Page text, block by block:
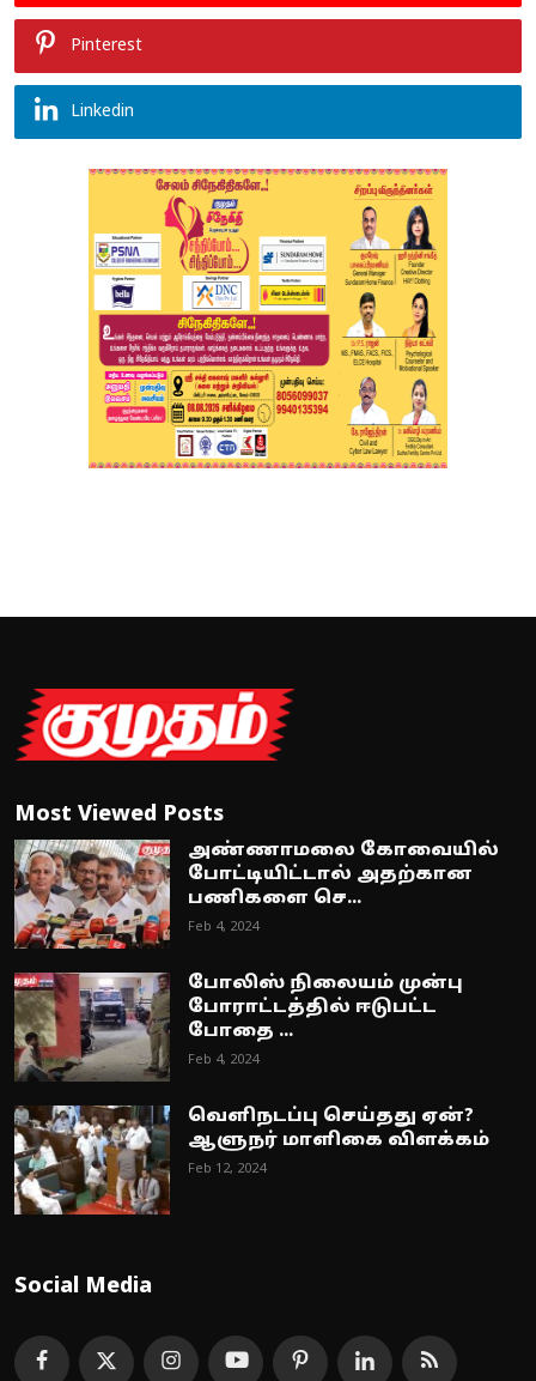
Pinterest
Linkedin
Most Viewed Posts
அண்ணாமலை கோவையில்
போட்டியிட்டால் அதற்கான
பணிகளை செ...
Feb 4, 2024
போலிஸ் நிலையம் முன்பு
போராட்டத்தில் ஈடுபட்ட
போதை ...
Feb 4, 2024
வெளிநடப்பு செய்தது ஏன்?
ஆளுநர் மாளிகை விளக்கம்
Feb 12, 2024
Social Media